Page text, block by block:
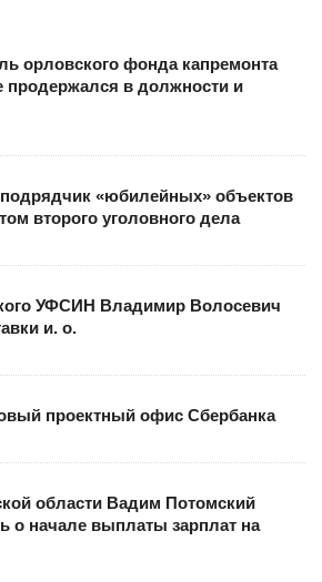
орловского фонда капремонта
продержался в должности и
«юбилейных» объектов
второго уголовного дела
УФСИН Владимир Волосевич
и. о.
проектный офис Сбербанка
области Вадим Потомский
о начале выплаты зарплат на